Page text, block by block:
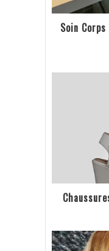
Soin